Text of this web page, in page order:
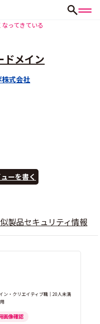
ってきている
ドメイン
株式会社
ーを書く
製品セキュリティ情報
ン・クリエイティブ職｜20人未満
画像確認